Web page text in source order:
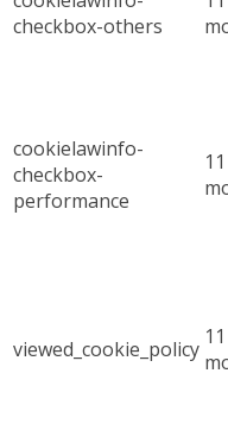
checkbox-others
cookielawinfo-
checkbox-
performance
11
viewed_cookie_policy 11